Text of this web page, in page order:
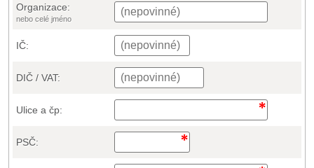
Organizace:
nebo celé jméno
IČ:
DIČ / VAT:
Ulice a čp:
PSČ: